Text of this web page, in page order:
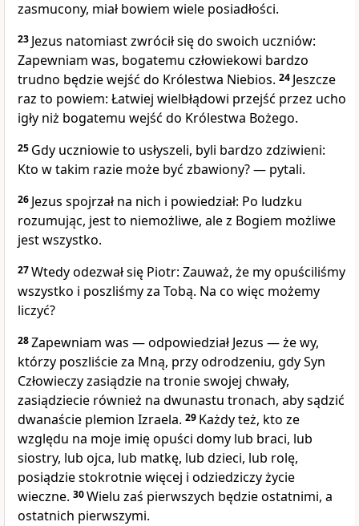
zasmucony, miał bowiem wiele posiadłości.
23 Jezus natomiast zwrócił się do swoich uczniów:
Zapewniam was, bogatemu człowiekowi bardzo
trudno będzie wejść do Królestwa Niebios. 24 Jeszcze
raz to powiem: Łatwiej wielbłądowi przejść przez ucho
igły niż bogatemu wejść do Królestwa Bożego.
25 Gdy uczniowie to usłyszeli, byli bardzo zdziwieni:
Kto w takim razie może być zbawiony? — pytali.
26 Jezus spojrzał na nich i powiedział: Po ludzku
rozumując, jest to niemożliwe, ale z Bogiem możliwe
jest wszystko.
27Wtedy odezwał się Piotr: Zauważ, że my opuściliśmy
wszystko i poszliśmy za Tobą. Na co więc możemy
liczyć?
28Zapewniam was — odpowiedział Jezus — że wy,
którzy poszliście za Mną, przy odrodzeniu, gdy Syn
Człowieczy zasiądzie na tronie swojej chwały,
zasiądziecie również na dwunastu tronach, aby sądzić
dwanaście plemion Izraela. 29 Każdy też, kto ze
względu na moje imię opuści domy lub braci, lub
siostry, lub ojca, lub matkę, lub dzieci, lub rolę,
posiądzie stokrotnie więcej i odziedziczy życie
wieczne. 30Wielu zaś pierwszych będzie ostatnimi, a
ostatnich pierwszymi.